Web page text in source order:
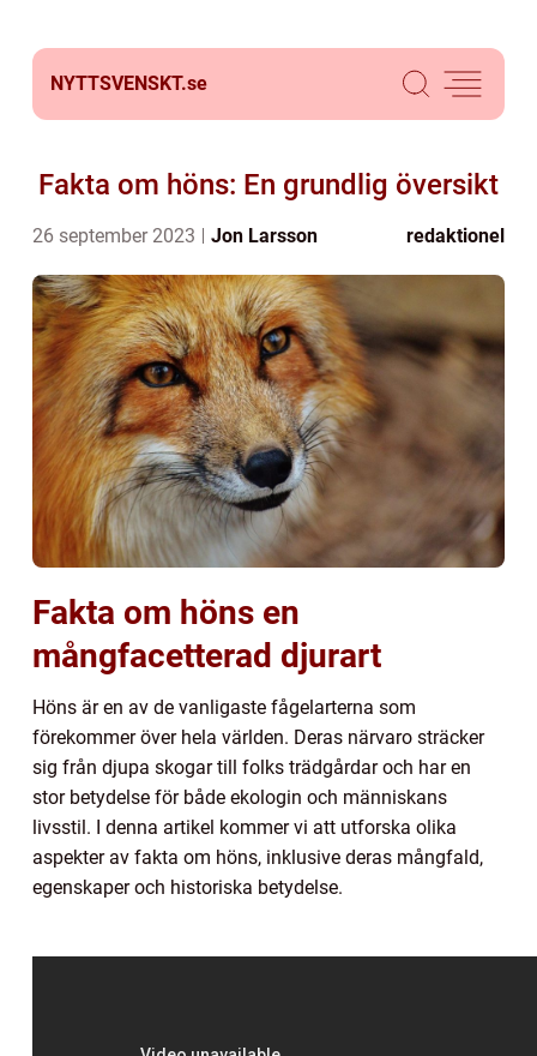
NYTTSVENSKT.se
Fakta om höns: En grundlig översikt
26 september 2023 Jon Larsson redaktionel
Fakta om höns en
mångfacetterad djurart
Höns är en av de vanligaste fågelarterna som
förekommer över hela världen. Deras närvaro sträcker
sig från djupa skogar till folks trädgårdar och har en
stor betydelse för både ekologin och människans
livsstil. I denna artikel kommer vi att utforska olika
aspekter av fakta om höns, inklusive deras mångfald,
egenskaper och historiska betydelse.